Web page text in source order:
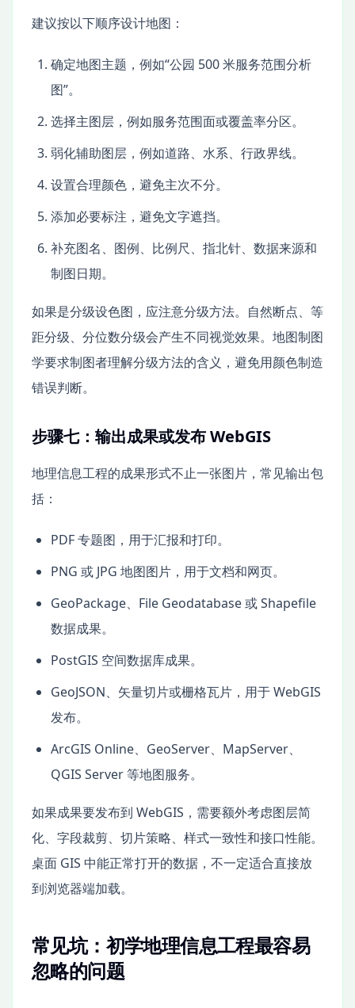
建议按以下顺序设计地图：
确定地图主题，例如“公园 500 米服务范围分析
图”。
选择主图层，例如服务范围面或覆盖率分区。
弱化辅助图层，例如道路、水系、行政界线。
设置合理颜色，避免主次不分。
添加必要标注，避免文字遮挡。
补充图名、图例、比例尺、指北针、数据来源和
制图日期。
如果是分级设色图，应注意分级方法。自然断点、等
距分级、分位数分级会产生不同视觉效果。地图制图
学要求制图者理解分级方法的含义，避免用颜色制造
错误判断。
步骤七：输出成果或发布 WebGIS
地理信息工程的成果形式不止一张图片，常见输出包
括：
PDF 专题图，用于汇报和打印。
PNG 或 JPG 地图图片，用于文档和网页。
GeoPackage、File Geodatabase 或 Shapefile
数据成果。
PostGIS 空间数据库成果。
GeoJSON、矢量切片或栅格瓦片，用于 WebGIS
发布。
ArcGIS Online、GeoServer、MapServer、
QGIS Server 等地图服务。
如果成果要发布到 WebGIS，需要额外考虑图层简
化、字段裁剪、切片策略、样式一致性和接口性能。
桌面 GIS 中能正常打开的数据，不一定适合直接放
到浏览器端加载。
常见坑：初学地理信息工程最容易
忽略的问题